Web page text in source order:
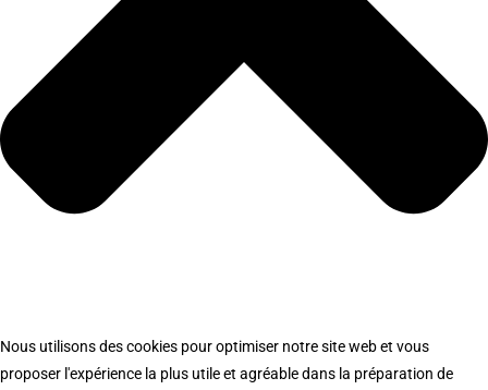
Nous utilisons des cookies pour optimiser notre site web et vous
proposer l'expérience la plus utile et agréable dans la préparation de